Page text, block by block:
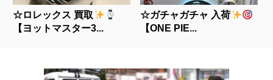
☆ロレックス 買取
【ヨットマスター3...
☆ガチャガチャ 入荷
【ONE PIE...